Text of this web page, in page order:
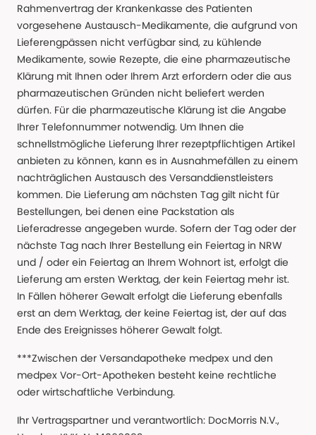
Rahmenvertrag der Krankenkasse des Patienten
vorgesehene Austausch-Medikamente, die aufgrund von
Lieferengpässen nicht verfügbar sind, zu kühlende
Medikamente, sowie Rezepte, die eine pharmazeutische
Klärung mit Ihnen oder Ihrem Arzt erfordern oder die aus
pharmazeutischen Gründen nicht beliefert werden
dürfen. Für die pharmazeutische Klärung ist die Angabe
Ihrer Telefonnummer notwendig. Um Ihnen die
schnellstmögliche Lieferung Ihrer rezeptpflichtigen Artikel
anbieten zu können, kann es in Ausnahmefällen zu einem
nachträglichen Austausch des Versanddienstleisters
kommen. Die Lieferung am nächsten Tag gilt nicht für
Bestellungen, bei denen eine Packstation als
Lieferadresse angegeben wurde. Sofern der Tag oder der
nächste Tag nach Ihrer Bestellung ein Feiertag in NRW
und / oder ein Feiertag an Ihrem Wohnort ist, erfolgt die
Lieferung am ersten Werktag, der kein Feiertag mehr ist.
In Fällen höherer Gewalt erfolgt die Lieferung ebenfalls
erst an dem Werktag, der keine Feiertag ist, der auf das
Ende des Ereignisses höherer Gewalt folgt.
***Zwischen der Versandapotheke medpex und den
medpex Vor-Ort-Apotheken besteht keine rechtliche
oder wirtschaftliche Verbindung.
Ihr Vertragspartner und verantwortlich: DocMorris N.V.,